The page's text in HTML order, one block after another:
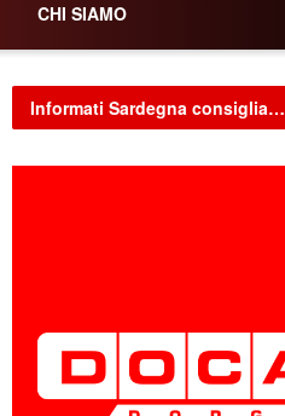
CHI SIAMO
Informati Sardegna consiglia…